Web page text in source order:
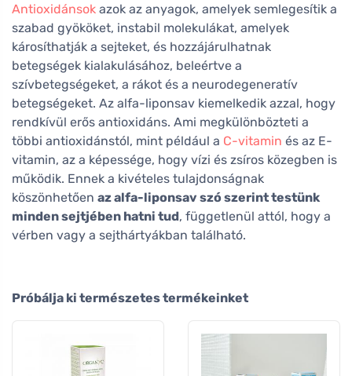
Antioxidánsok azok az anyagok, amelyek semlegesítik a
szabad gyököket, instabil molekulákat, amelyek
károsíthatják a sejteket, és hozzájárulhatnak
betegségek kialakulásához, beleértve a
szívbetegségeket, a rákot és a neurodegeneratív
betegségeket. Az alfa-liponsav kiemelkedik azzal, hogy
rendkívül erős antioxidáns. Ami megkülönbözteti a
többi antioxidánstól, mint például a C-vitamin és az E-
vitamin, az a képessége, hogy vízi és zsíros közegben is
működik. Ennek a kivételes tulajdonságnak
köszönhetően az alfa-liponsav szó szerint testünk
minden sejtjében hatni tud, függetlenül attól, hogy a
vérben vagy a sejthártyákban található.
Próbálja ki természetes termékeinket